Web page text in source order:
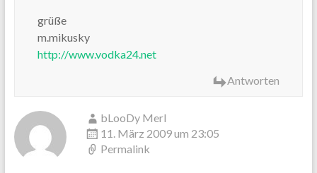
grüße
m.mikusky
http://www.vodka24.net
Antworten
bLooDy MerI
11. März 2009 um 23:05
Permalink